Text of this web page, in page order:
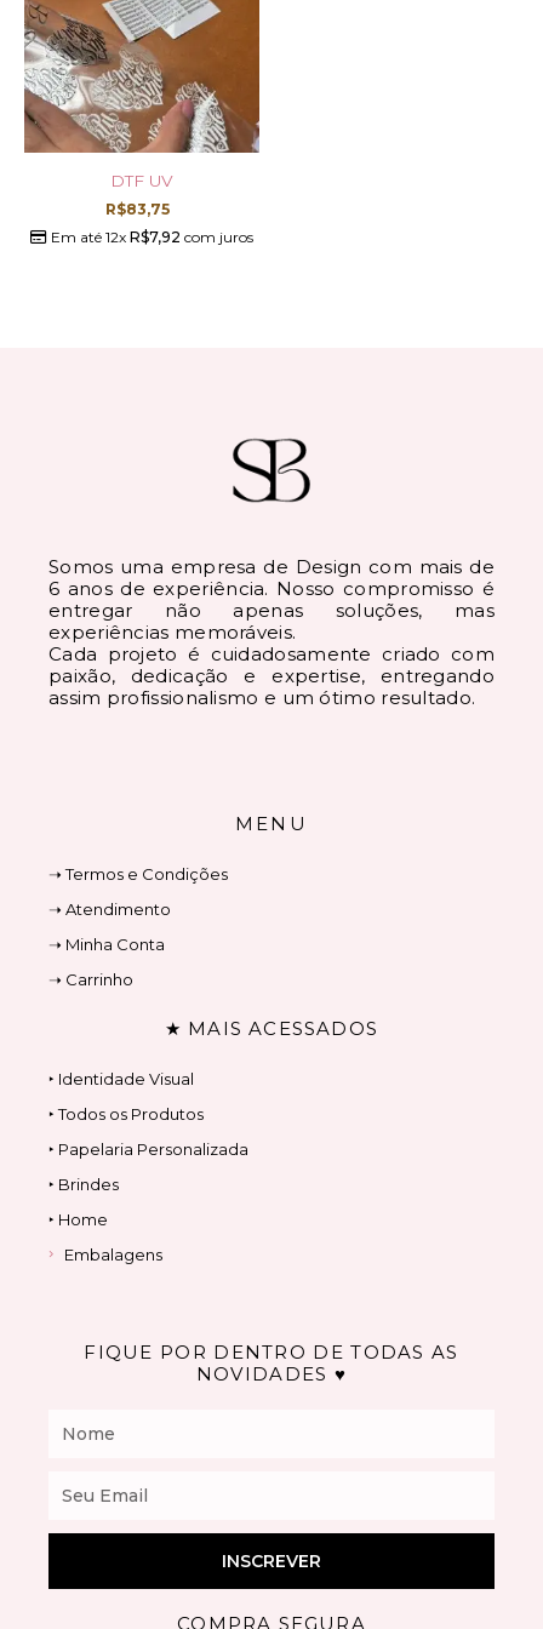
DTF UV
R$83,75
Em até 12xR$7,92 com juros
Somos uma empresa de Design com mais de
6 anos de experiência. Nosso compromisso é
entregar não apenas soluções, mas
experiências memoráveis.
Cada projeto é cuidadosamente criado com
paixão, dedicação e expertise, entregando
assim profissionalismo e um ótimo resultado.
MENU
➝ Termos e Condições
➝ Atendimento
➝ Minha Conta
➝ Carrinho
★ MAIS ACESSADOS
‣ Identidade Visual
‣ Todos os Produtos
‣ Papelaria Personalizada
‣ Brindes
‣ Home
Embalagens
FIQUE POR DENTRO DE TODAS AS
NOVIDADES ♥
INSCREVER
COMPRA SEGURA